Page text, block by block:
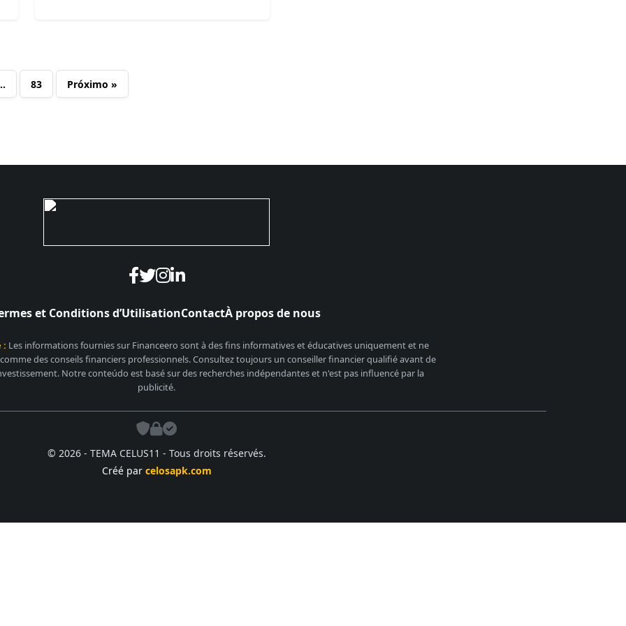
83 Próximo »
et Conditions d’UtilisationContactÀ propos de nous
: Les informations fournies sur Financeero sont à des fins informatives et éducatives uniquement et ne
des conseils financiers professionnels. Consultez toujours un conseiller financier qualifié avant de
Notre conteúdo est basé sur des recherches indépendantes et n'est pas influencé par la
publicité.
© 2026 - TEMA CELUS11 - Tous droits réservés.
Créé par celosapk.com